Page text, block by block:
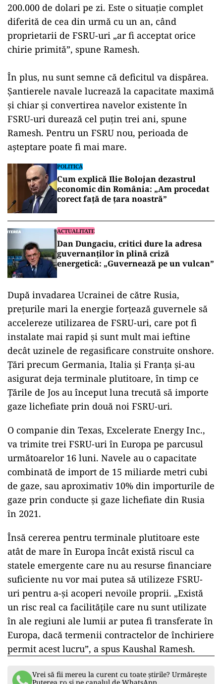
200.000 de dolari pe zi. Este o situaţie complet
diferită de cea din urmă cu un an, când
proprietarii de FSRU-uri „ar fi acceptat orice
chirie primită”, spune Ramesh.
În plus, nu sunt semne că deficitul va dispărea.
Şantierele navale lucrează la capacitate maximă
şi chiar şi convertirea navelor existente în
FSRU-uri durează cel puţin trei ani, spune
Ramesh. Pentru un FSRU nou, perioada de
aşteptare poate fi mai mare.
POLITICĂ
Cum explică Ilie Bolojan dezastrul
economic din România: „Am procedat
corect față de țara noastră”
ACTUALITATE
Dan Dungaciu, critici dure la adresa
guvernanților în plină criză
energetică: „Guvernează pe un vulcan”
După invadarea Ucrainei de către Rusia,
preţurile mari la energie forţează guvernele să
accelereze utilizarea de FSRU-uri, care pot fi
instalate mai rapid şi sunt mult mai ieftine
decât uzinele de regasificare construite onshore.
Ţări precum Germania, Italia şi Franţa şi-au
asigurat deja terminale plutitoare, în timp ce
Ţările de Jos au început luna trecută să importe
gaze lichefiate prin două noi FSRU-uri.
O companie din Texas, Excelerate Energy Inc.,
va trimite trei FSRU-uri în Europa pe parcusul
următoarelor 16 luni. Navele au o capacitate
combinată de import de 15 miliarde metri cubi
de gaze, sau aproximativ 10% din importurile de
gaze prin conducte şi gaze lichefiate din Rusia
în 2021.
Însă cererea pentru terminale plutitoare este
atât de mare în Europa încât există riscul ca
statele emergente care nu au resurse financiare
suficiente nu vor mai putea să utilizeze FSRU-
uri pentru a-şi acoperi nevoile proprii. „Există
un risc real ca facilităţile care nu sunt utilizate
în ale regiuni ale lumii ar putea fi transferate în
Europa, dacă termenii contractelor de închiriere
permit acest lucru”, a spus Kaushal Ramesh.
Vrei să fii mereu la curent cu toate știrile? Urmărește